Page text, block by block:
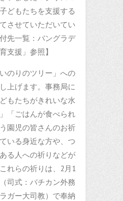
どもたちを支援する
させていただいてい
先一覧：バングラデ
支援」参照】
のりのツリー」への
上げます。事務局に
もたちがきれいな水
「ごはんが食べられ
園児の皆さんのお祈
いる身近な方や、つ
る人への祈りなどが
れらの祈りは、2月1
司式：バチカン外務
ガー大司教）で奉納